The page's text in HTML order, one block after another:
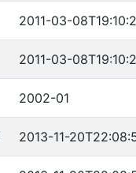
2011-03-
2011-03-
2002-01
2013-11-